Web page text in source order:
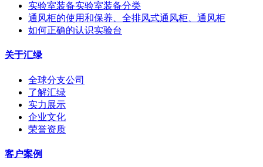
实验室装备实验室装备分类
通风柜的使用和保养、全排风式通风柜、通风柜
如何正确的认识实验台
关于汇绿
全球分支公司
了解汇绿
实力展示
企业文化
荣誉资质
客户案例